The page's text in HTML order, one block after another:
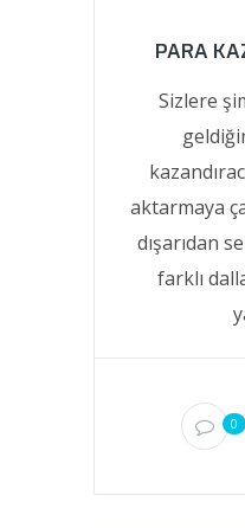
PARA
Sizlere
aktarmaya
dışarıdan
farklı
0